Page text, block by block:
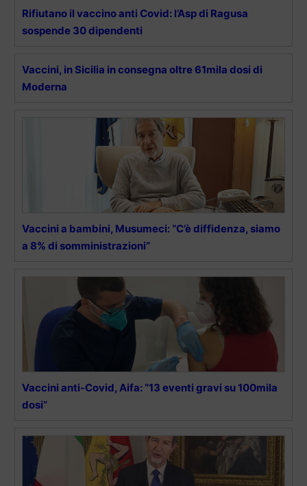
Rifiutano il vaccino anti Covid: l’Asp di Ragusa
sospende 30 dipendenti
Vaccini, in Sicilia in consegna oltre 61mila dosi di
Moderna
Vaccini a bambini, Musumeci: “C’è diffidenza, siamo
a 8% di somministrazioni”
Vaccini anti-Covid, Aifa: “13 eventi gravi su 100mila
dosi”